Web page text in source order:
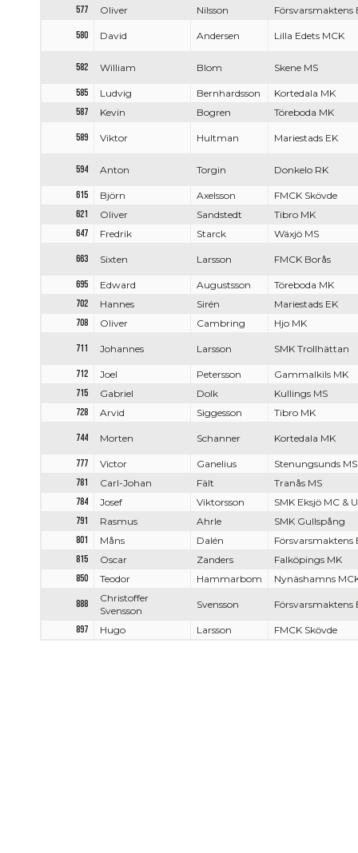
577
Oliver Nilsson Försvarsmaktens
580 David Andersen Lilla Edets MCK
582 William Blom Skene MS
585 Ludvig Bernhardsson
Kortedala MK
587
Kevin Bogren Töreboda MK
589 Viktor Hultman Mariestads EK
594 Anton Torgin Donkelo RK
615 Björn Axelsson
FMCK Skövde
621
Oliver Sandstedt
Tibro MK
647
Fredrik Starck Wäxjö MS
663 Sixten Larsson FMCK Borås
695 Edward Augustsson
Töreboda MK
702
Hannes Sirén
Mariestads EK
708
Oliver Cambring Hjo MK
711 Johannes Larsson SMK Trollhättan
712 Joel Petersson
Gammalkils MK
715
Gabriel Dolk
Kullings MS
728
Arvid Siggesson Tibro MK
744 Morten Schanner Kortedala MK
777 Victor Ganelius
Stenungsunds MS
781
Carl-Johan Fält
Tranås MS
784
Josef Viktorsson
SMK Eksjö MC &
791
Rasmus Ahrle
SMK Gullspång
801
Måns Dalén
Försvarsmaktens
815
Oscar Zanders
Falköpings MK
850
Teodor Hammarbom Nynäshamns
888
Christoffer
Svensson
Svensson Försvarsmaktens
897 Hugo Larsson FMCK Skövde